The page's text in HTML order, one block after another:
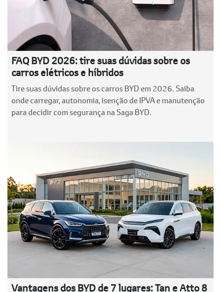
FAQ BYD 2026: tire suas dúvidas sobre os
carros elétricos e híbridos
Tire suas dúvidas sobre os carros BYD em 2026. Saiba
onde carregar, autonomia, isenção de IPVA e manutenção
para decidir com segurança na Saga BYD.
Vantagens dos BYD de 7 lugares: Tan e Atto 8